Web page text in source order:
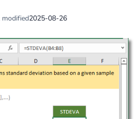
modified2025-08-26